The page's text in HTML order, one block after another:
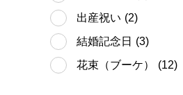
出産祝い (2)
結婚記念日 (3)
花束（ブーケ）
(12)